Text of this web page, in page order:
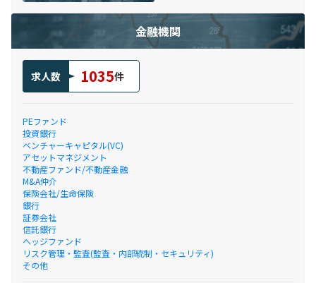
金融機関
求人数 1035件
PEファンド
投資銀行
ベンチャーキャピタル(VC)
アセットマネジメント
不動産ファンド/不動産金融
M&A仲介
保険会社/生命保険
銀行
証券会社
信託銀行
ヘッジファンド
リスク管理・監査(監査・内部統制・セキュリティ)
その他